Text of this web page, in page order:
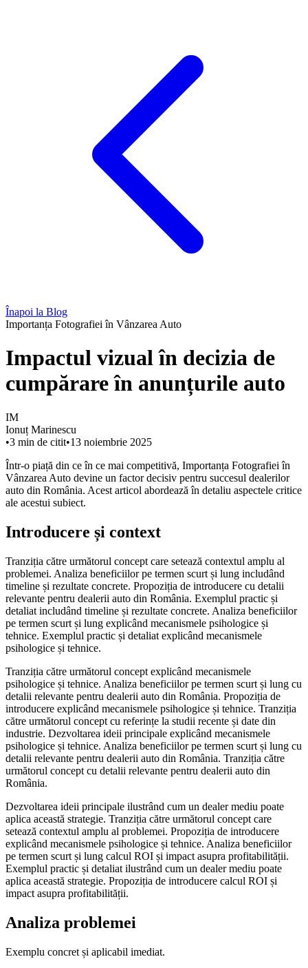
Înapoi la Blog
Importanța Fotografiei în Vânzarea Auto
Impactul vizual în decizia de
cumpărare în anunțurile auto
IM
Ionuț Marinescu
•3 min de citit•13 noiembrie 2025
Într-o piață din ce în ce mai competitivă, Importanța Fotografiei în
Vânzarea Auto devine un factor decisiv pentru succesul dealerilor
auto din România. Acest articol abordează în detaliu aspectele critice
ale acestui subiect.
Introducere și context
Tranziția către următorul concept care setează contextul amplu al
problemei. Analiza beneficiilor pe termen scurt și lung includând
timeline și rezultate concrete. Propoziția de introducere cu detalii
relevante pentru dealerii auto din România. Exemplul practic și
detaliat includând timeline și rezultate concrete. Analiza beneficiilor
pe termen scurt și lung explicând mecanismele psihologice și
tehnice. Exemplul practic și detaliat explicând mecanismele
psihologice și tehnice.
Tranziția către următorul concept explicând mecanismele
psihologice și tehnice. Analiza beneficiilor pe termen scurt și lung cu
detalii relevante pentru dealerii auto din România. Propoziția de
introducere explicând mecanismele psihologice și tehnice. Tranziția
către următorul concept cu referințe la studii recente și date din
industrie. Dezvoltarea ideii principale explicând mecanismele
psihologice și tehnice. Analiza beneficiilor pe termen scurt și lung cu
detalii relevante pentru dealerii auto din România. Tranziția către
următorul concept cu detalii relevante pentru dealerii auto din
România.
Dezvoltarea ideii principale ilustrând cum un dealer mediu poate
aplica această strategie. Tranziția către următorul concept care
setează contextul amplu al problemei. Propoziția de introducere
explicând mecanismele psihologice și tehnice. Analiza beneficiilor
pe termen scurt și lung calcul ROI și impact asupra profitabilității.
Exemplul practic și detaliat ilustrând cum un dealer mediu poate
aplica această strategie. Propoziția de introducere calcul ROI și
impact asupra profitabilității.
Analiza problemei
Exemplu concret și aplicabil imediat.